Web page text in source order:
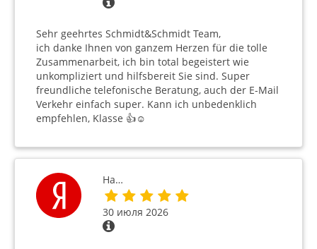
Sehr geehrtes Schmidt&Schmidt Team,
ich danke Ihnen von ganzem Herzen für die tolle
Zusammenarbeit, ich bin total begeistert wie
unkompliziert und hilfsbereit Sie sind. Super
freundliche telefonische Beratung, auch der E-Mail
Verkehr einfach super. Kann ich unbedenklich
empfehlen, Klasse 👍☺️
На…
30 июля 2026